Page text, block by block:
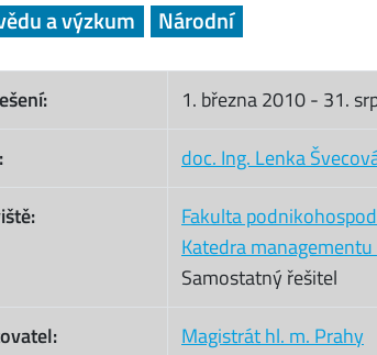
a výzkum Národní
1. března 2010- 31.
doc. Ing. Lenka
Fakulta
Katedra
Samostatný řešitel
Magistrát hl. m. Prahy